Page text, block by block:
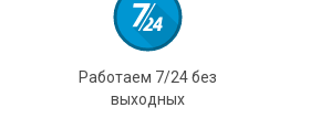
Работаем 7/24 без
выходных